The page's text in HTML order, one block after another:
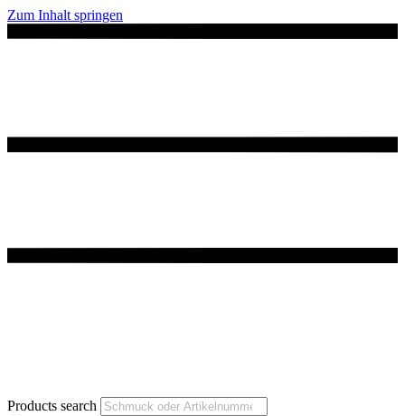
Zum Inhalt springen
Products search